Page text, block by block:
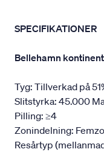
SPECIFIKATIONER
Bellehamn
Tyg: Tillverkad på
Slitstyrka: 45.000
Pilling: ≥4
Zonindelning:
Resårtyp